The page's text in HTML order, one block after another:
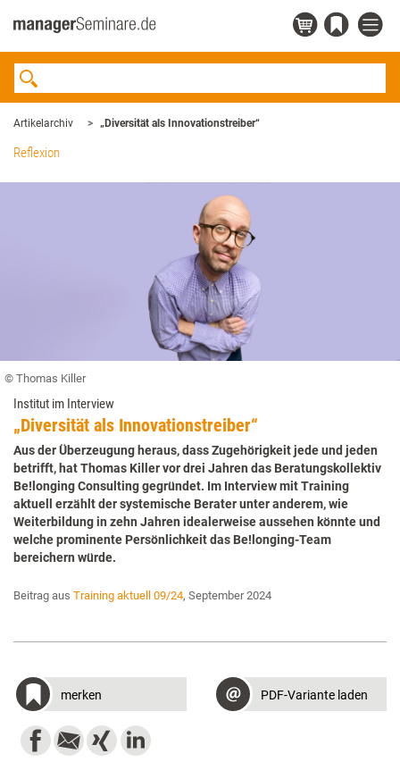
Artikelarchiv „Diversität als Innovationstreiber“
Reflexion
© Thomas Killer
Institut im Interview
„Diversität als Innovationstreiber“
Aus der Überzeugung heraus, dass Zugehörigkeit jede und jeden
betrifft, hat Thomas Killer vor drei Jahren das Beratungskollektiv
Be!longing Consulting gegründet. Im Interview mit Training
aktuell erzählt der systemische Berater unter anderem, wie
Weiterbildung in zehn Jahren idealerweise aussehen könnte und
welche prominente Persönlichkeit das Be!longing-Team
bereichern würde.
Beitrag aus Training aktuell 09/24, September 2024
merken PDF-Variante laden